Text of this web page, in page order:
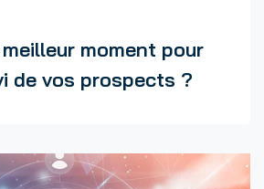
moment pour
de vos prospects ?